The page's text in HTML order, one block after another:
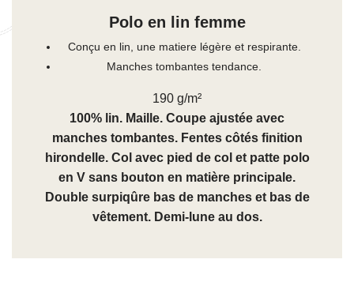
Polo en lin femme
Conçu en lin, une matiere légère et respirante.
Manches tombantes tendance.
190 g/m²
100% lin. Maille. Coupe ajustée avec
manches tombantes. Fentes côtés finition
hirondelle. Col avec pied de col et patte polo
en V sans bouton en matière principale.
Double surpiqûre bas de manches et bas de
vêtement. Demi-lune au dos.